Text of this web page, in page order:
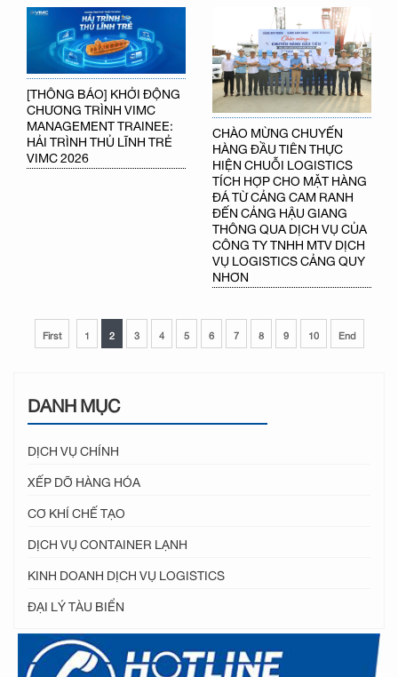
[THÔNG BÁO] KHỞI ĐỘNG
CHƯƠNG TRÌNH VIMC
MANAGEMENT TRAINEE:
HẢI TRÌNH THỦ LĨNH TRẺ
VIMC 2026
CHÀO MỪNG CHUYẾN
HÀNG ĐẦU TIÊN THỰC
HIỆN CHUỖI LOGISTICS
TÍCH HỢP CHO MẶT HÀNG
ĐÁ TỪ CẢNG CAM RANH
ĐẾN CẢNG HẬU GIANG
THÔNG QUA DỊCH VỤ CỦA
CÔNG TY TNHH MTV DỊCH
VỤ LOGISTICS CẢNG QUY
NHƠN
First 1 2 3 4 5 6 7 8 9 10 End
DANH MỤC
DỊCH VỤ CHÍNH
XẾP DỠ HÀNG HÓA
CƠ KHÍ CHẾ TẠO
DỊCH VỤ CONTAINER LẠNH
KINH DOANH DỊCH VỤ LOGISTICS
ĐẠI LÝ TÀU BIỂN